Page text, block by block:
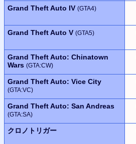
Grand Theft Auto IV (GTA4)
Grand Theft Auto V (GTA5)
Grand Theft Auto: Chinatown
Wars (GTA:CW)
Grand Theft Auto: Vice City
(GTA:VC)
Grand Theft Auto: San Andreas
(GTA:SA)
クロノトリガー